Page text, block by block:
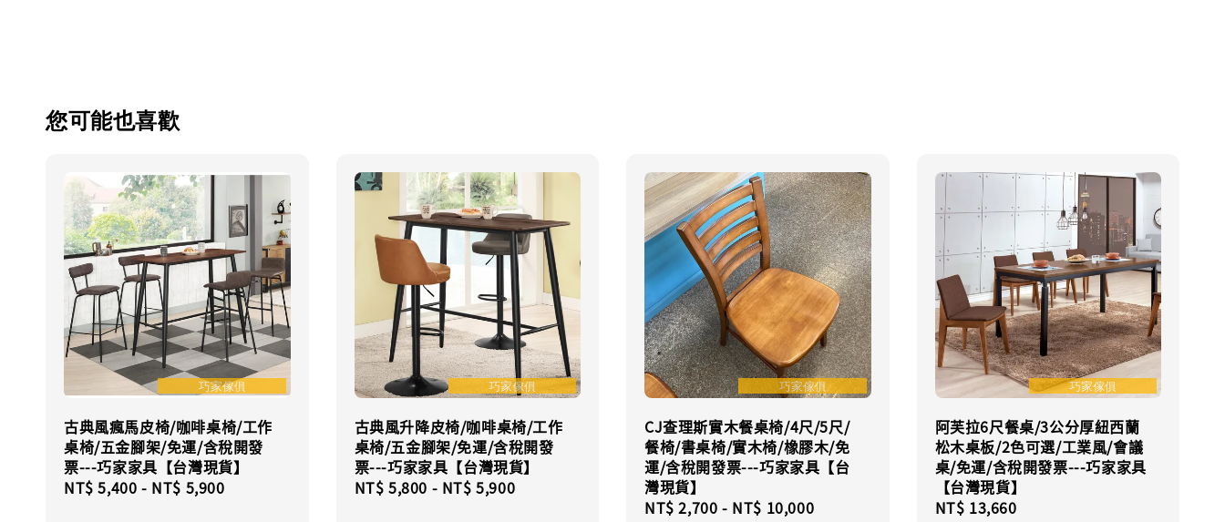
您可能也喜歡
古典風瘋馬皮椅/咖啡桌椅/工作
桌椅/五金腳架/免運/含稅開發
票---巧家家具【台灣現貨】
Regular
NT$ 5,400 - NT$ 5,900
古典風升降皮椅/咖啡桌椅/工作
桌椅/五金腳架/免運/含稅開發
票---巧家家具【台灣現貨】
Regular
NT$ 5,800 - NT$ 5,900
CJ查理斯實木餐桌椅/4尺/5尺/
餐椅/書桌椅/實木椅/橡膠木/免
運/含稅開發票---巧家家具【台
灣現貨】
Regular
NT$ 2,700 - NT$ 10,000
阿芙拉6尺餐桌/3公分厚紐西蘭
松木桌板/2色可選/工業風/會議
桌/免運/含稅開發票---巧家家具
【台灣現貨】
Regular
NT$ 13,660